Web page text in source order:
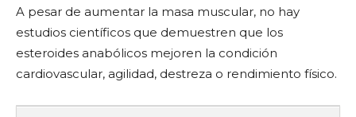
A pesar de aumentar la masa muscular, no hay
estudios científicos que demuestren que los
esteroides anabólicos mejoren la condición
cardiovascular, agilidad, destreza o rendimiento físico.